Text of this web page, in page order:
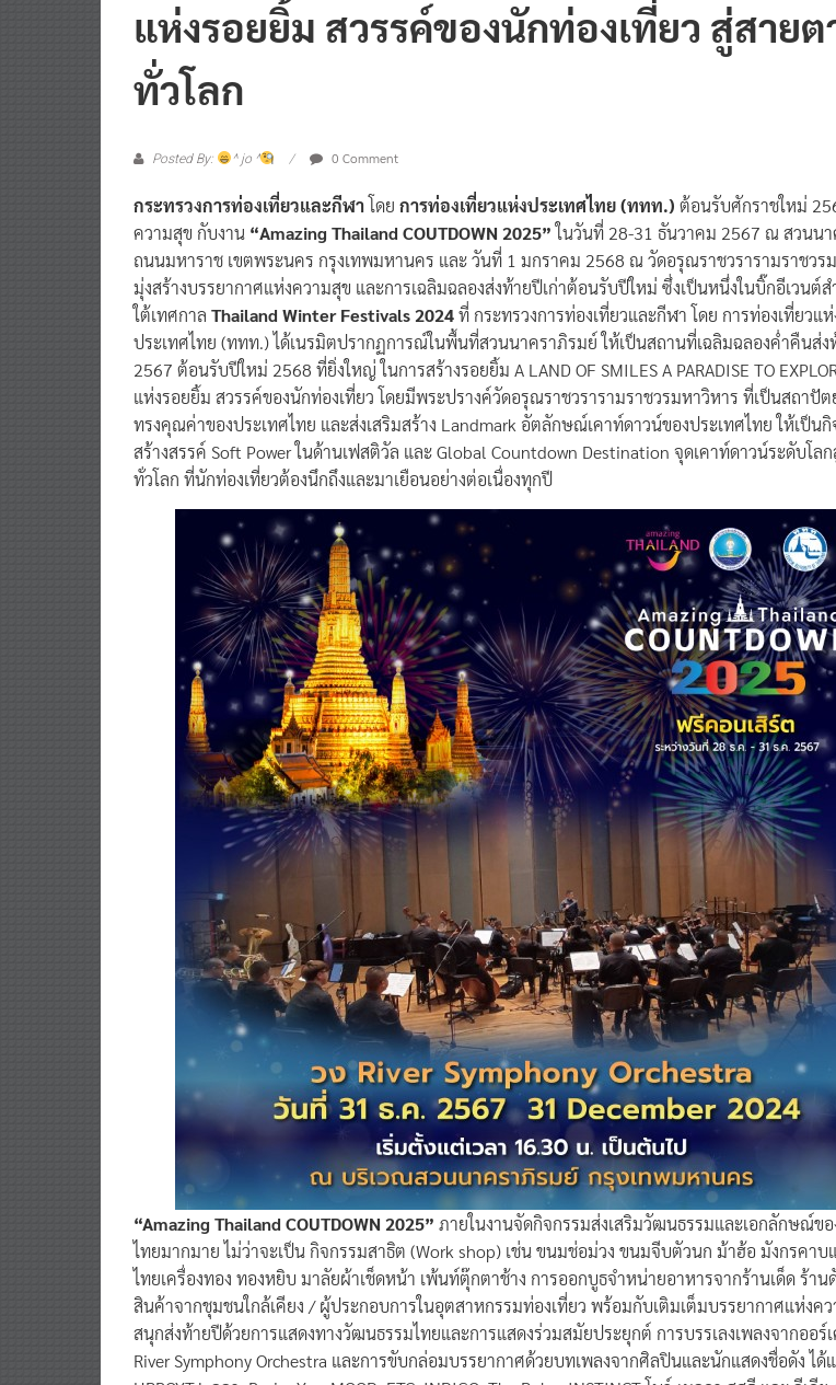
แห่งรอยยิ้ม สวรรค์ของนักท่องเที่ยว สู่สาย
ทั่วโลก
Posted By: ^ jo ^ 0 Comment
กระทรวงการท่องเที่ยวและกีฬา โดย การท่องเที่ยวแห่งประเทศไทย (ททท.) ต้อนรับศักราชใหม่
ความสุข กับงาน “Amazing Thailand COUTDOWN 2025”ในวันที่ 28-31 ธันวาคม 2567 ณ สวนน
ถนนมหาราช เขตพระนคร กรุงเทพมหานคร และ วันที่ 1 มกราคม 2568 ณ วัดอรุณราชวรารามราชวร
มุ่งสร้างบรรยากาศแห่งความสุข และการเฉลิมฉลองส่งท้ายปีเก่าต้อนรับปีใหม่ ซึ่งเป็นหนึ่งในบิ๊กอีเวนต์
ใต้เทศกาล Thailand Winter Festivals 2024ที่ กระทรวงการท่องเที่ยวและกีฬา โดย การท่องเที่ยวแห่
ประเทศไทย (ททท.) ได้เนรมิตปรากฏการณ์ในพื้นที่สวนนาคราภิรมย์ ให้เป็นสถานที่เฉลิมฉลองค่ำคืนส่ง
2567 ต้อนรับปีใหม่ 2568 ที่ยิ่งใหญ่ ในการสร้างรอยยิ้ม A LAND OF SMILES A PARADISE TO
แห่งรอยยิ้ม สวรรค์ของนักท่องเที่ยว โดยมีพระปรางค์วัดอรุณราชวรารามราชวรมหาวิหาร ที่เป็นสถาปั
ทรงคุณค่าของประเทศไทย และส่งเสริมสร้าง Landmark อัตลักษณ์เคาท์ดาวน์ของประเทศไทย ให้เป็นกิ
สร้างสรรค์ Soft Power ในด้านเฟสติวัล และ Global Countdown Destination จุดเคาท์ดาวน์ระดับโล
ทั่วโลก ที่นักท่องเที่ยวต้องนึกถึงและมาเยือนอย่างต่อเนื่องทุกปี
“Amazing Thailand COUTDOWN 2025” ภายในงานจัดกิจกรรมส่งเสริมวัฒนธรรมและเอกลักษณ์ข
ไทยมากมาย ไม่ว่าจะเป็น กิจกรรมสาธิต (Work shop) เช่น ขนมช่อม่วง ขนมจีบตัวนก ม้าฮ้อ มังกรคาบ
ไทยเครื่องทอง ทองหยิบ มาลัยผ้าเช็ดหน้า เพ้นท์ตุ๊กตาช้าง การออกบูธจำหน่ายอาหารจากร้านเด็ด ร้าน
สินค้าจากชุมชนใกล้เคียง / ผู้ประกอบการในอุตสาหกรรมท่องเที่ยว พร้อมกับเติมเต็มบรรยากาศแห่งค
สนุกส่งท้ายปีด้วยการแสดงทางวัฒนธรรมไทยและการแสดงร่วมสมัยประยุกต์ การบรรเลงเพลงจากออร์
River Symphony Orchestra และการขับกล่อมบรรยากาศด้วยบทเพลงจากศิลปินและนักแสดงชื่อดัง ได้